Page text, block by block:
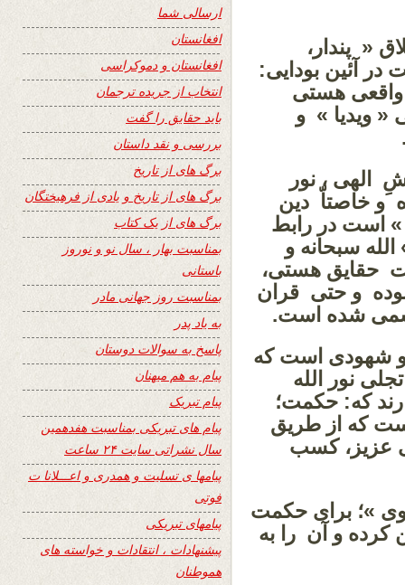
« پندار،
آئین بودایی:
هستی
ویدیا » و
الهی ، نور
و خاصتاّ دین
است در رابط
سبحانه و
حقایق هستی،
و حتی قران
شده است.
شهودی است که
نور الله
که: حکمت؛
که از طریق
عزیز، کسب
»؛ برای حکمت
و آن را به
ارسالی شما
افغانستان
افغانستان و دموکراسی
انتخاب از جریده ترجمان
باید حقایق را گفت
بررسی و نقد داستان
برگ های از تاریخ
برگ های از تاریخ و یادی از فرهیختگان
برگ های از یک کتاب
بمناسبت بهار ، سال نو و نوروز
باستانی
بمناسبت روز جهانی مادر
به یاد پدر
پاسخ به سوالات دوستان
پیام به هم میهنان
پیام تبریک
پیام های تبریکی بمناسبت هفدهمین
سال نشراتی سایت ۲۴ ساعت
پیامها ی تسلیت و همدری و اعـــلانا ت
فوتی
پیامهای تبریکی
پیشنهادات ، انتقادات و خواسته های
هموطنان